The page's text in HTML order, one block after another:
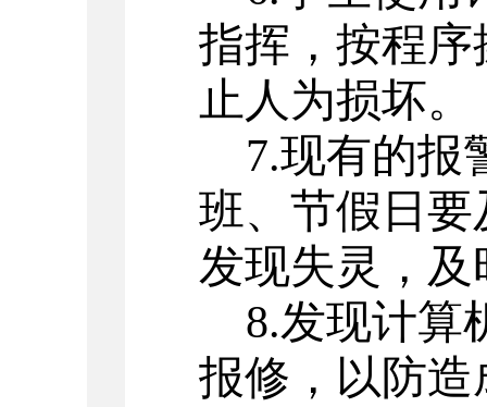
指挥，按程
止人为损坏。
7.现有的报
班、节假日
发现失灵，及
8.发现计算
报修，以防